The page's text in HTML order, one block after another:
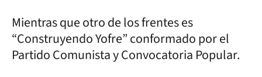
Mientras que otro de los frentes es
“Construyendo Yofre” conformado por el
Partido Comunista y Convocatoria Popular.